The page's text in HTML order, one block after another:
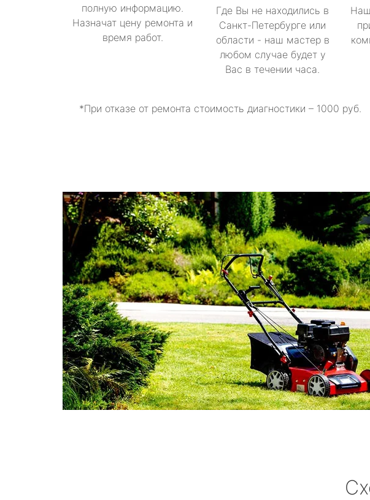
полную информацию.
Назначат цену ремонта и
время работ.
Где Вы не находились в
Санкт-Петербурге или
области - наш мастер в
любом случае будет у
Вас в течении часа.
*При отказе от ремонта стоимость диагностики – 1000 руб.